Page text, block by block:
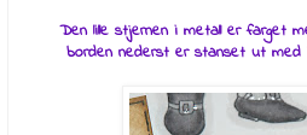
Den lille stjernen i metall er farget
borden nederst er stanset ut med